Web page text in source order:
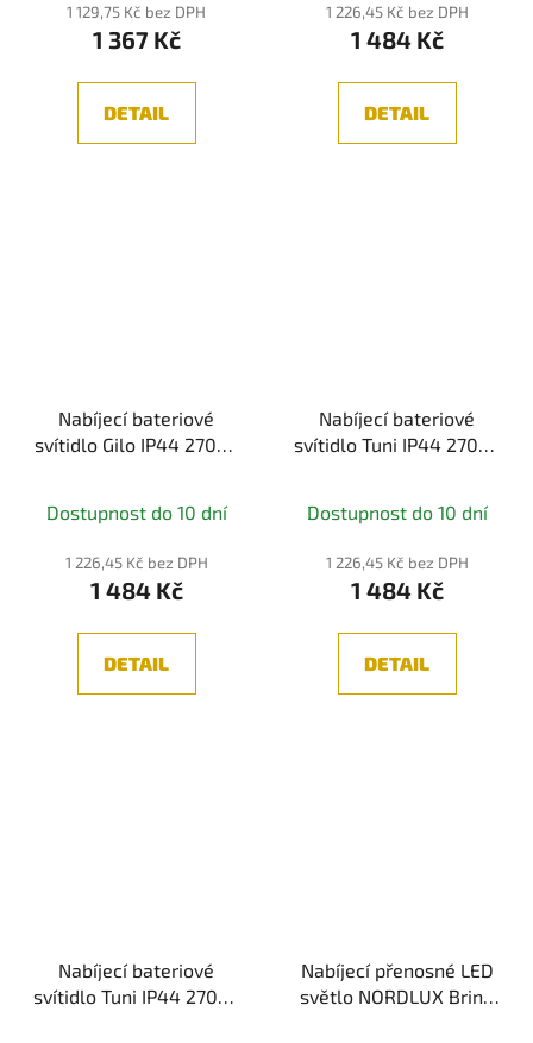
1 129,75 Kč bez DPH
1 367 Kč
DETAIL
1 226,45 Kč bez DPH
1 484 Kč
DETAIL
Nabíjecí bateriové
svítidlo Gilo IP44 2700K
Dostupnost do 10 dní
1 226,45 Kč bez DPH
1 484 Kč
DETAIL
Nabíjecí bateriové
svítidlo Tuni IP44 2700K
Dostupnost do 10 dní
1 226,45 Kč bez DPH
1 484 Kč
DETAIL
Nabíjecí bateriové
svítidlo Tuni IP44 2700K
Nabíjecí přenosné LED
světlo NORDLUX Bring